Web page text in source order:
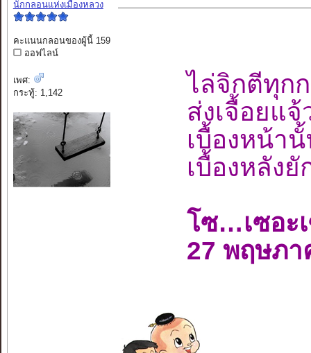
นักกลอนแห่งเมืองหลวง
คะแนนกลอนของผู้นี้ 159
ออฟไลน์
เพศ:
กระทู้: 1,142
ไล่จิกตีทุก
ส่งเจื้อยแ
เบื้องหน้า
เบื้องหลัง
โซ…เซอะ
27 พฤษภา